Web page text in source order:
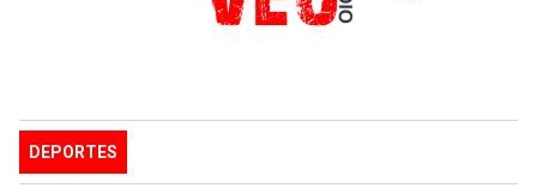
DEPORTES